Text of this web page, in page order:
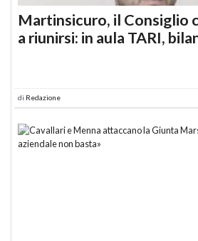
Martinsicuro, il Consiglio
a riunirsi: in aula TARI,
di Redazione